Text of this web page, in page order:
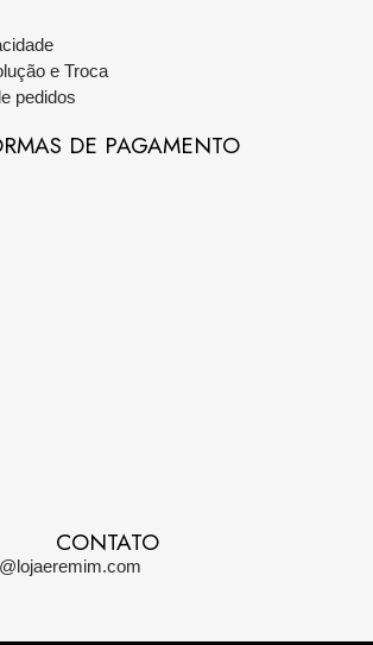
e Troca
pedidos
DE PAGAMENTO
CONTATO